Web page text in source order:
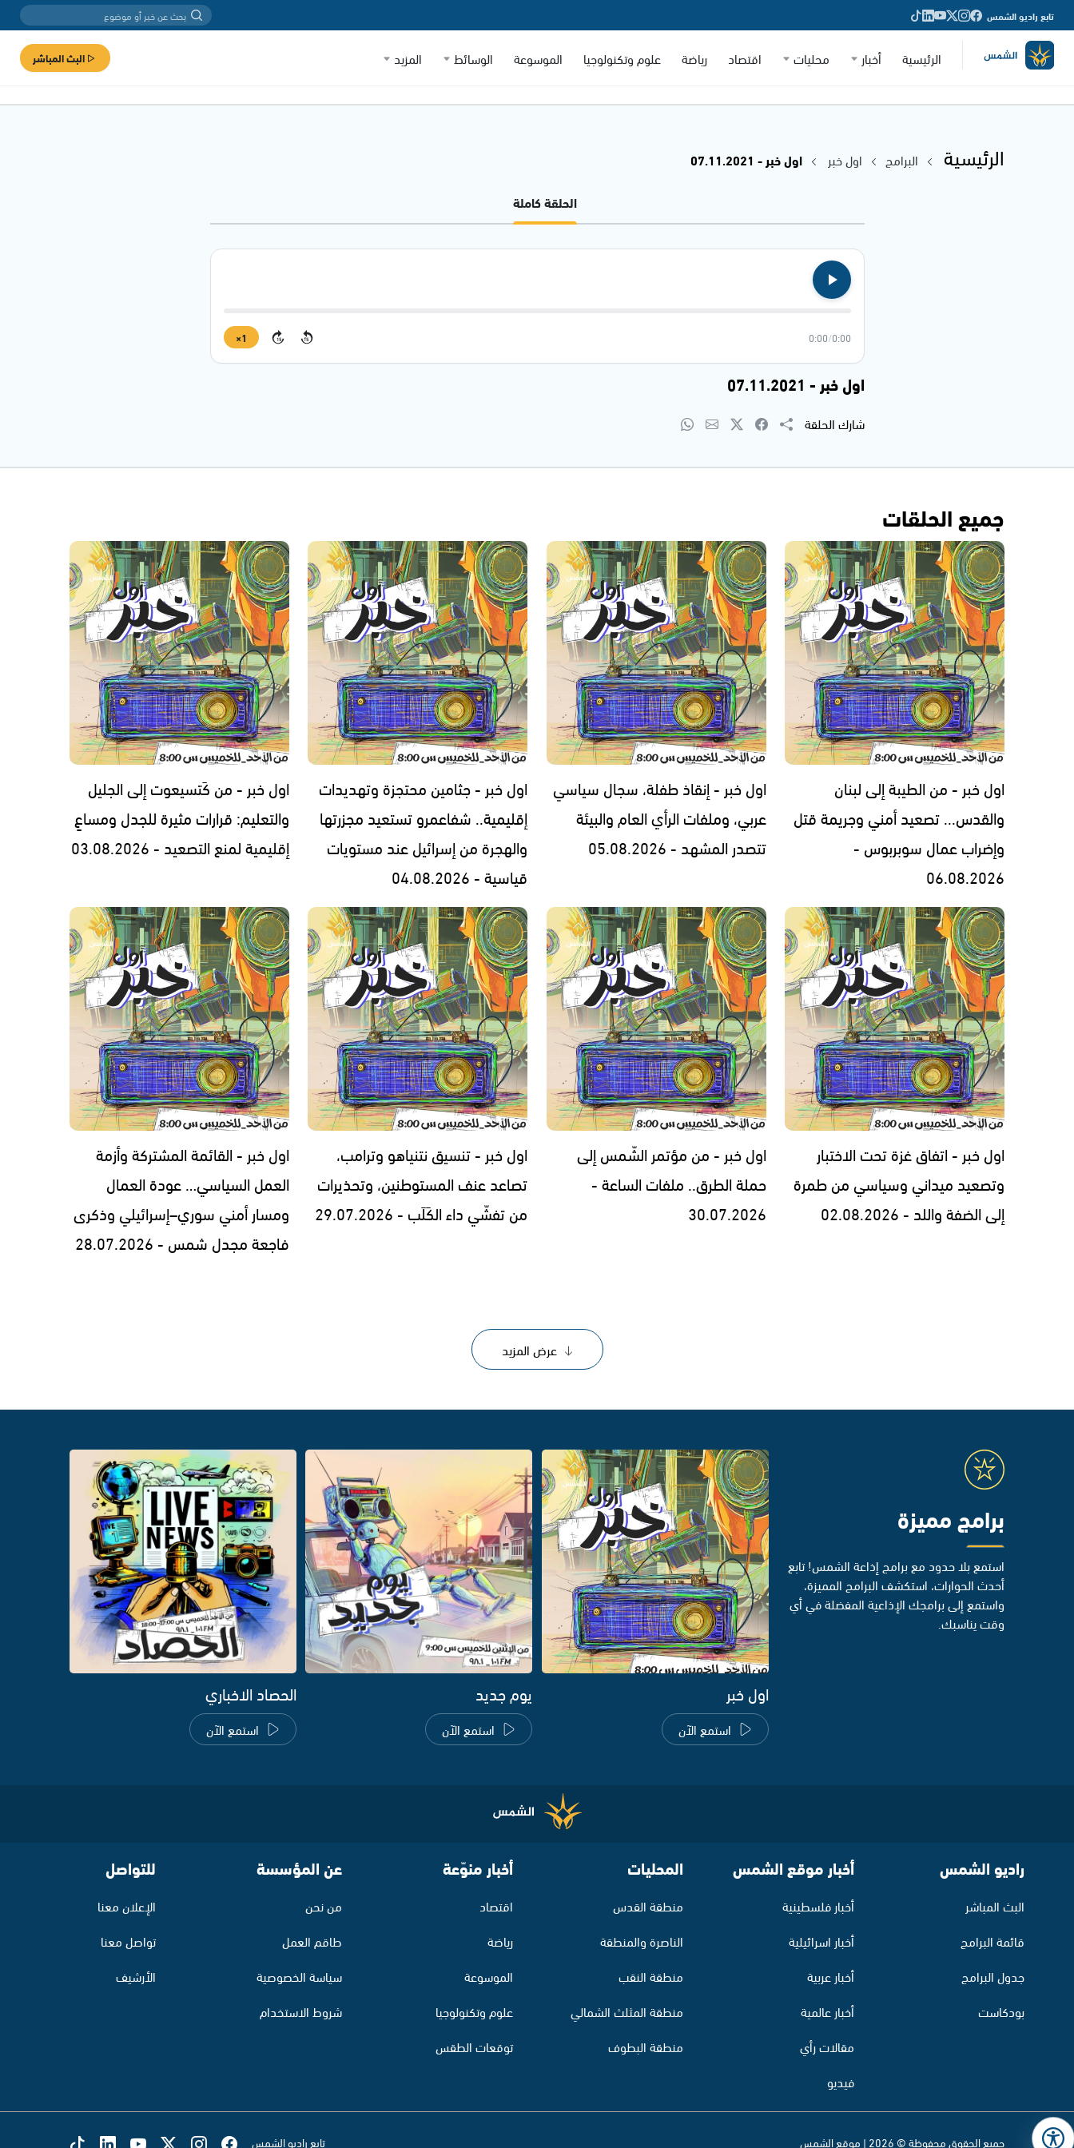
تابع راديو الشمس
الرئيسية أخبار محليات اقتصاد رياضة علوم وتكنولوجيا الموسوعة الوسائط المزيد البث المباشر
الرئيسية البرامج اول خبر
اول خبر - 07.11.2021
الحلقة كاملة
0:00
/
0:00
15
15
1×
اول خبر - 07.11.2021
شارك الحلقة
جميع الحلقات
اول خبر - من الطيبة إلى لبنان
والقدس... تصعيد أمني وجريمة قتل
وإضراب عمال سوبربوس -
06.08.2026
اول خبر - إنقاذ طفلة، سجال سياسي
عربي، وملفات الرأي العام والبيئة
تتصدر المشهد - 05.08.2026
اول خبر - جثامين محتجزة وتهديدات
إقليمية.. شفاعمرو تستعيد مجزرتها
والهجرة من إسرائيل عند مستويات
قياسية - 04.08.2026
اول خبر - من كَتسيعوت إلى الجليل
والتعليم: قرارات مثيرة للجدل ومساعٍ
إقليمية لمنع التصعيد - 03.08.2026
اول خبر - اتفاق غزة تحت الاختبار
وتصعيد ميداني وسياسي من طمرة
إلى الضفة واللد - 02.08.2026
اول خبر - من مؤتمر الشّمس إلى
حملة الطرق.. ملفات الساعة -
30.07.2026
اول خبر - تنسيق نتنياهو وترامب،
تصاعد عنف المستوطنين، وتحذيرات
من تفشّي داء الكَلَب - 29.07.2026
اول خبر - القائمة المشتركة وأزمة
العمل السياسي… عودة العمال
ومسار أمني سوري–إسرائيلي وذكرى
فاجعة مجدل شمس - 28.07.2026
عرض المزيد
برامج مميزة
استمع بلا حدود مع برامج إذاعة الشمس! تابع
أحدث الحوارات، استكشف البرامج المميزة،
واستمع إلى برامجك الإذاعية المفضلة في أي
وقت يناسبك.
اول خبر
استمع الآن
يوم جديد
استمع الآن
الحصاد الاخباري
استمع الآن
راديو الشمس
البث المباشر
قائمة البرامج
جدول البرامج
بودكاست
أخبار موقع الشمس
أخبار فلسطينية
أخبار اسرائيلية
أخبار عربية
أخبار عالمية
مقالات رأي
فيديو
المحليات
منطقة القدس
الناصرة والمنطقة
منطقة النقب
منطقة المثلث الشمالي
منطقة البطوف
أخبار منوّعة
اقتصاد
رياضة
الموسوعة
علوم وتكنولوجيا
توقعات الطقس
عن المؤسسة
من نحن
طاقم العمل
سياسة الخصوصية
شروط الاستخدام
للتواصل
الإعلان معنا
تواصل معنا
الأرشيف
جميع الحقوق محفوظة © 2026 | موقع الشمس تابع راديو الشمس